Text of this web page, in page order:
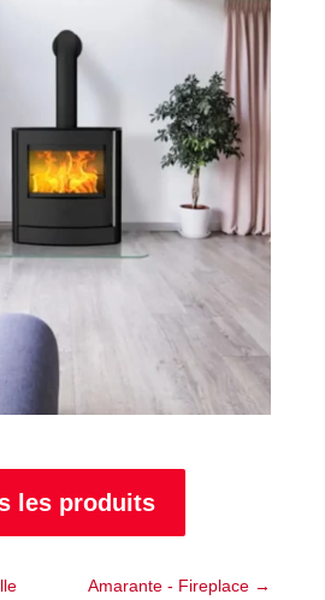
les produits
Amarante - Fireplace →